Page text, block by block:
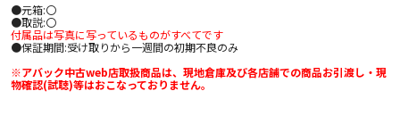
●元箱:〇
●取説:〇
付属品は写真に写っているものがすべてです
●保証期間:受け取りから一週間の初期不良のみ
※アバック中古web店取扱商品は、現地倉庫及び各店舗での商品お引渡し・現
物確認(試聴)等はおこなっておりません。